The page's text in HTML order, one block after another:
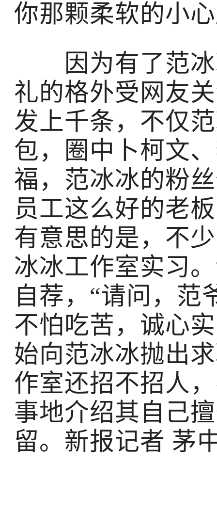
你那颗柔软的小
因为有了范冰
礼的格外受网友
发上千条，不仅
包，圈中卜柯文
福，范冰冰的粉
员工这么好的老
有意思的是，不
冰冰工作室实习
自荐，“请问，范
不怕吃苦，诚心
始向范冰冰抛出
作室还招不招人
事地介绍其自己
留。新报记者 茅